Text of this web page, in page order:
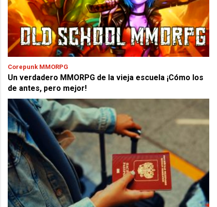
Corepunk MMORPG
Un verdadero MMORPG de la vieja escuela ¡Cómo los
de antes, pero mejor!